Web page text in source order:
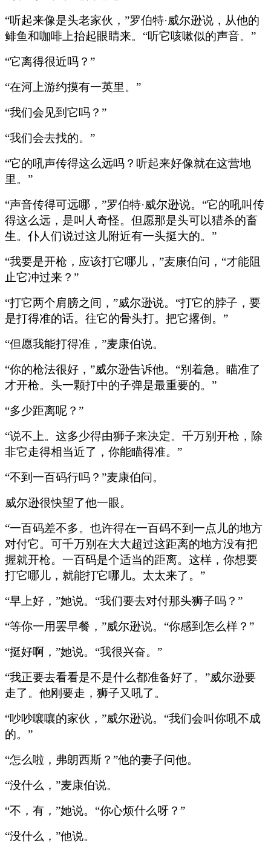
“听起来像是头老家伙，”罗伯特·威尔逊说，从他的
鲱鱼和咖啡上抬起眼睛来。“听它咳嗽似的声音。”
“它离得很近吗？”
“在河上游约摸有一英里。”
“我们会见到它吗？”
“我们会去找的。”
“它的吼声传得这么远吗？听起来好像就在这营地
里。”
“声音传得可远哪，”罗伯特·威尔逊说。“它的吼叫传
得这么远，是叫人奇怪。但愿那是头可以猎杀的畜
生。仆人们说过这儿附近有一头挺大的。”
“我要是开枪，应该打它哪儿，”麦康伯问，“才能阻
止它冲过来？”
“打它两个肩膀之间，”威尔逊说。“打它的脖子，要
是打得准的话。往它的骨头打。把它撂倒。”
“但愿我能打得准，”麦康伯说。
“你的枪法很好，”威尔逊告诉他。“别着急。瞄准了
才开枪。头一颗打中的子弹是最重要的。”
“多少距离呢？”
“说不上。这多少得由狮子来决定。千万别开枪，除
非它走得相当近了，你能瞄得准。”
“不到一百码行吗？”麦康伯问。
威尔逊很快望了他一眼。
“一百码差不多。也许得在一百码不到一点儿的地方
对付它。可千万别在大大超过这距离的地方没有把
握就开枪。一百码是个适当的距离。这样，你想要
打它哪儿，就能打它哪儿。太太来了。”
“早上好，”她说。“我们要去对付那头狮子吗？”
“等你一用罢早餐，”威尔逊说。“你感到怎么样？”
“挺好啊，”她说。“我很兴奋。”
“我正要去看看是不是什么都准备好了。”威尔逊要
走了。他刚要走，狮子又吼了。
“吵吵嚷嚷的家伙，”威尔逊说。“我们会叫你吼不成
的。”
“怎么啦，弗朗西斯？”他的妻子问他。
“没什么，”麦康伯说。
“不，有，”她说。“你心烦什么呀？”
“没什么，”他说。